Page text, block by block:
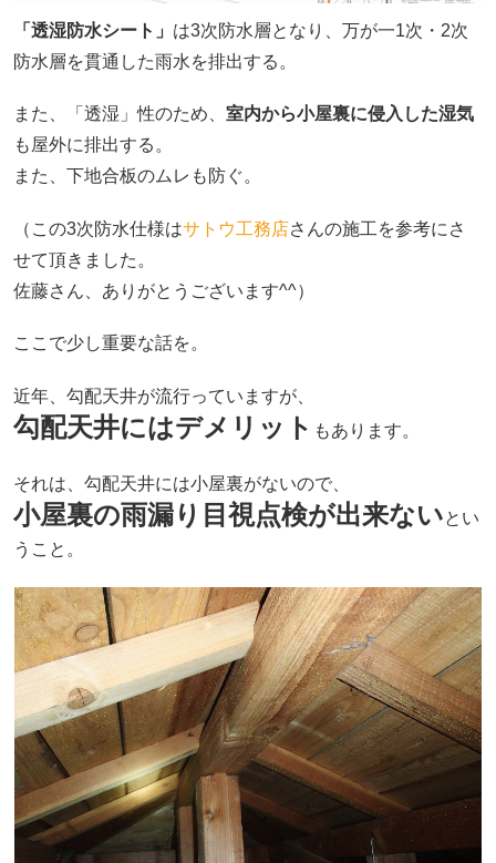
「透湿防水シート」 は3次防水層となり、万が一1次・2次
防水層を貫通した雨水を排出する。
また、「透湿」性のため、 室内から小屋裏に侵入した湿気
も屋外に排出する。
また、下地合板のムレも防ぐ。
（この3次防水仕様はサトウ工務店さんの施工を参考にさ
せて頂きました。
佐藤さん、ありがとうございます^^）
ここで少し重要な話を。
近年、勾配天井が流行っていますが、
勾配天井にはデメリット もあります。
それは、勾配天井には小屋裏がないので、
小屋裏の雨漏り目視点検が出来ないとい
うこと。